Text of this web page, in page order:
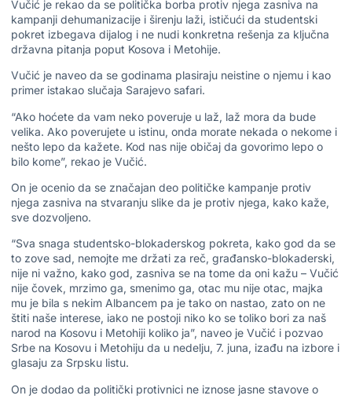
Vučić je rekao da se politička borba protiv njega zasniva na
kampanji dehumanizacije i širenju laži, ističući da studentski
pokret izbegava dijalog i ne nudi konkretna rešenja za ključna
državna pitanja poput Kosova i Metohije.
Vučić je naveo da se godinama plasiraju neistine o njemu i kao
primer istakao slučaja Sarajevo safari.
“Ako hoćete da vam neko poveruje u laž, laž mora da bude
velika. Ako poverujete u istinu, onda morate nekada o nekome i
nešto lepo da kažete. Kod nas nije običaj da govorimo lepo o
bilo kome”, rekao je Vučić.
On je ocenio da se značajan deo političke kampanje protiv
njega zasniva na stvaranju slike da je protiv njega, kako kaže,
sve dozvoljeno.
“Sva snaga studentsko-blokaderskog pokreta, kako god da se
to zove sad, nemojte me držati za reč, građansko-blokaderski,
nije ni važno, kako god, zasniva se na tome da oni kažu – Vučić
nije čovek, mrzimo ga, smenimo ga, otac mu nije otac, majka
mu je bila s nekim Albancem pa je tako on nastao, zato on ne
štiti naše interese, iako ne postoji niko ko se toliko bori za naš
narod na Kosovu i Metohiji koliko ja”, naveo je Vučić i pozvao
Srbe na Kosovu i Metohiju da u nedelju, 7. juna, izađu na izbore i
glasaju za Srpsku listu.
On je dodao da politički protivnici ne iznose jasne stavove o